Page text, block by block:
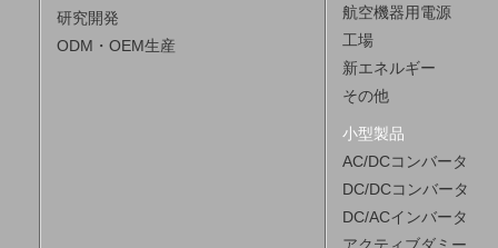
研究開発
ODM・OEM生産
航空機器用電源
工場
新エネルギー
その他
小型製品
AC/DCコンバータ
DC/DCコンバータ
DC/ACインバータ